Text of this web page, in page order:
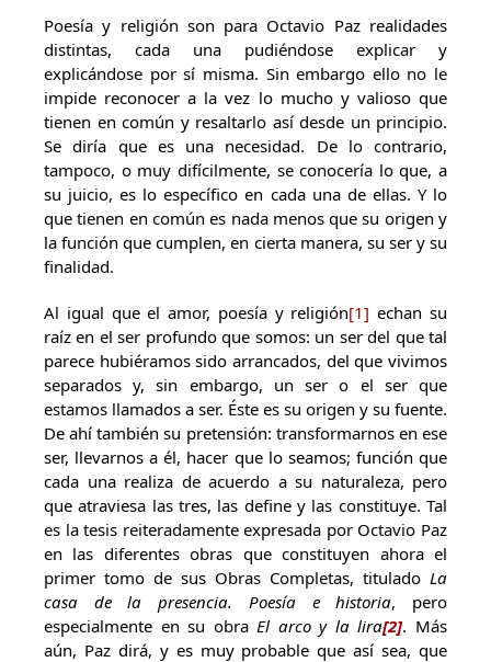
Poesía y religión son para Octavio Paz realidades
distintas, cada una pudiéndose explicar y
explicándose por sí misma. Sin embargo ello no le
impide reconocer a la vez lo mucho y valioso que
tienen en común y resaltarlo así desde un principio.
Se diría que es una necesidad. De lo contrario,
tampoco, o muy difícilmente, se conocería lo que, a
su juicio, es lo específico en cada una de ellas. Y lo
que tienen en común es nada menos que su origen y
la función que cumplen, en cierta manera, su ser y su
finalidad.
Al igual que el amor, poesía y religión[1] echan su
raíz en el ser profundo que somos: un ser del que tal
parece hubiéramos sido arrancados, del que vivimos
separados y, sin embargo, un ser o el ser que
estamos llamados a ser. Éste es su origen y su fuente.
De ahí también su pretensión: transformarnos en ese
ser, llevarnos a él, hacer que lo seamos; función que
cada una realiza de acuerdo a su naturaleza, pero
que atraviesa las tres, las define y las constituye. Tal
es la tesis reiteradamente expresada por Octavio Paz
en las diferentes obras que constituyen ahora el
primer tomo de sus Obras Completas, titulado La
casa de la presencia. Poesía e historia, pero
especialmente en su obraEl arco y la lira[2]. Más
aún, Paz dirá, y es muy probable que así sea, que